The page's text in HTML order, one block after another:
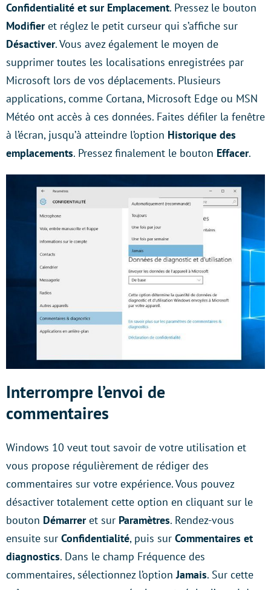
Confidentialité et sur Emplacement. Pressez le bouton
Modifieret réglez le petit curseur qui s’affiche sur
Désactiver. Vous avez également le moyen de
supprimer toutes les localisations enregistrées par
Microsoft lors de vos déplacements. Plusieurs
applications, comme Cortana, Microsoft Edge ou MSN
Météo ont accès à ces données. Faites défiler la fenêtre
à l’écran, jusqu’à atteindre l’option Historique des
emplacements. Pressez finalement le bouton Effacer.
Interrompre l’envoi de
commentaires
Windows 10 veut tout savoir de votre utilisation et
vous propose régulièrement de rédiger des
commentaires sur votre expérience. Vous pouvez
désactiver totalement cette option en cliquant sur le
bouton Démarreret sur Paramètres. Rendez-vous
ensuite sur Confidentialité, puis sur Commentaires et
diagnostics. Dans le champ Fréquence des
commentaires, sélectionnez l’optionJamais. Sur cette